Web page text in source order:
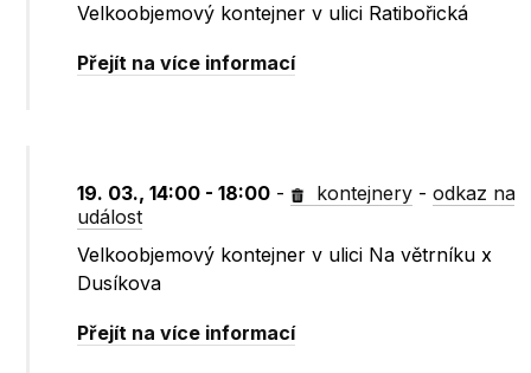
Velkoobjemový kontejner v ulici Ratibořická
Přejít na více informací
19. 03., 14:00 - 18:00 - kontejnery -odkaz na
událost
Velkoobjemový kontejner v ulici Na větrníku x
Dusíkova
Přejít na více informací